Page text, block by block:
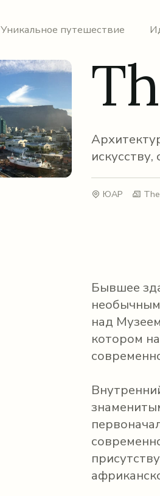
Уникальное путешествие
ЮАР
Бывшее
над
котором